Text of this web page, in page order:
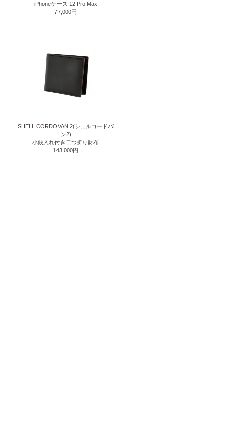
iPhoneケース 12 Pro Max
77,000円
SHELL CORDOVAN 2(シェルコードバ
ン2)
小銭入れ付き二つ折り財布
143,000円